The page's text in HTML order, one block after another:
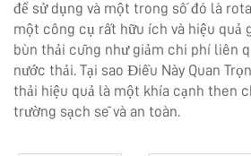
để sử dụng và một trong số đó là
một công cụ rất hữu ích và hiệu quả
bùn thải cũng như giảm chi phí liên
nước thải. Tại sao Điều Này Quan
thải hiệu quả là một khía cạnh then
trường sạch sẽ và an toàn.